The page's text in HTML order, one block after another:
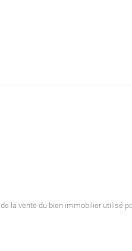
la vente du bien immobilier utilisé